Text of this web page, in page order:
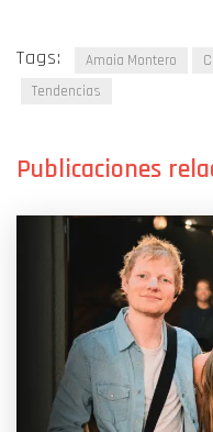
Tags: Amaia Montero
Tendencias